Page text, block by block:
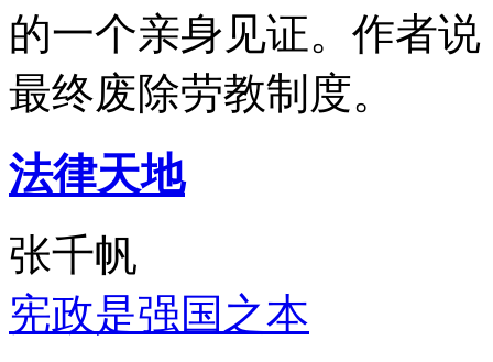
的一个亲身见证。作者
最终废除劳教制度。
法律天地
张千帆
宪政是强国之本